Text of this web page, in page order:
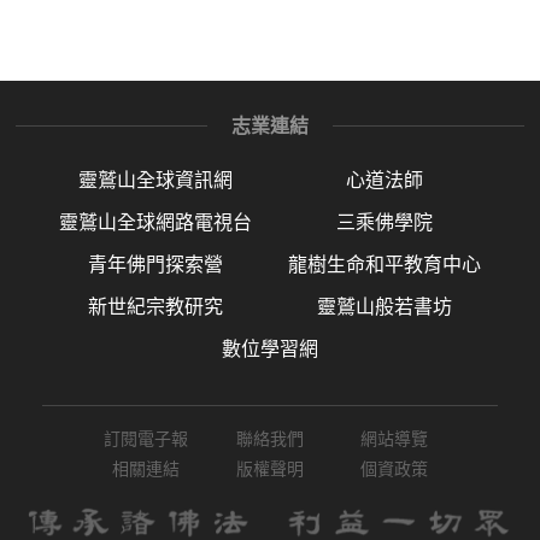
志業連結
靈鷲山全球資訊網 心道法師
靈鷲山全球網路電視台 三乘佛學院
青年佛門探索營 龍樹生命和平教育中心
新世紀宗教研究 靈鷲山般若書坊
數位學習網
訂閱電子報 聯絡我們
網站導覽
相關連結
版權聲明 個資政策